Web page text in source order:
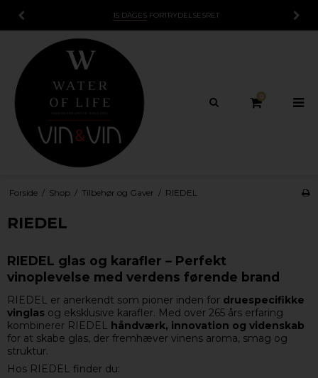
15 DAGESFORTRYDELSESRET
0
Forside / Shop / Tilbehør og Gaver / RIEDEL
RIEDEL
RIEDEL glas og karafler – Perfekt
vinoplevelse med verdens førende brand
RIEDEL er anerkendt som pioner inden for druespecifikke
vinglas og eksklusive karafler. Med over 265 års erfaring
kombinerer RIEDEL håndværk, innovation og videnskab
for at skabe glas, der fremhæver vinens aroma, smag og
struktur.
Hos RIEDEL finder du: